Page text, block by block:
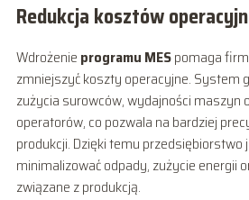
Redukcja kosztów
Wdrożenie programu MESpomaga
zmniejszyć koszty operacyjne. System
zużycia surowców, wydajności maszyn
operatorów, co pozwala na bardziej
produkcji. Dzięki temu przedsiębiorstwo
minimalizować odpady, zużycie energii
związane z produkcją.